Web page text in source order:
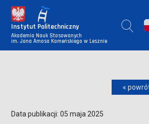
Instytut Politechniczny
Akademia Nauk Stosowanych
im. Jana Amosa Komeńskiego w Lesznie
«
Data publikacji: 05 maja 2025